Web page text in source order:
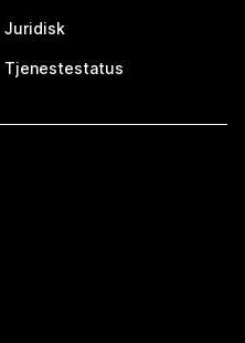
Juridisk
Tjenestestatus